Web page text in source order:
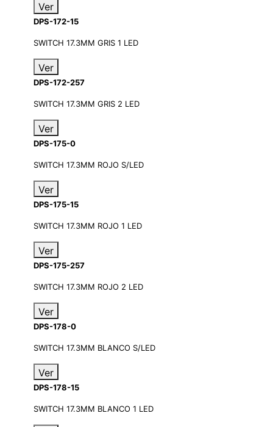
Ver
DPS-172-15
SWITCH 17.3MM GRIS 1 LED
Ver
DPS-172-257
SWITCH 17.3MM GRIS 2 LED
Ver
DPS-175-0
SWITCH 17.3MM ROJO S/LED
Ver
DPS-175-15
SWITCH 17.3MM ROJO 1 LED
Ver
DPS-175-257
SWITCH 17.3MM ROJO 2 LED
Ver
DPS-178-0
SWITCH 17.3MM BLANCO S/LED
Ver
DPS-178-15
SWITCH 17.3MM BLANCO 1 LED